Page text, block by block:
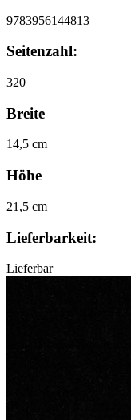
9783956144813
Seitenzahl:
320
Breite
14,5 cm
Höhe
21,5 cm
Lieferbarkeit:
Lieferbar